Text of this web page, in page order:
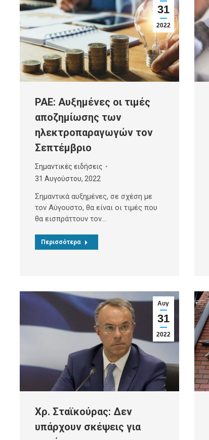
31
2022
ΡΑΕ: Αυξημένες οι τιμές
αποζημίωσης των
ηλεκτροπαραγωγών τον
Σεπτέμβριο
Σημαντικές ειδήσεις
31 Αυγούστου, 2022
Σημαντικά αυξημένες, σε σχέση με
τον Αύγουστο, θα είναι οι τιμές που
θα εισπράττουν τον…
Περισσότερα
Αυγ
31
2022
Χρ. Σταϊκούρας: Δεν
υπάρχουν σκέψεις για